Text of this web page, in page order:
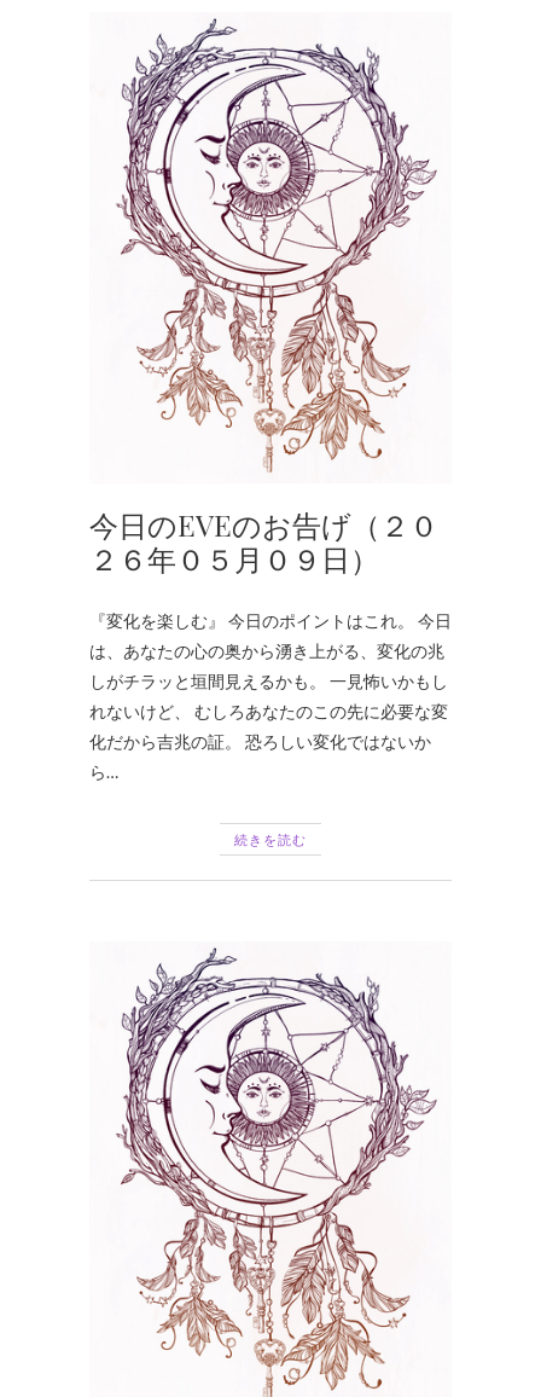
今日のEVEのお告げ（２０
２６年０５月０９日）
『変化を楽しむ』 今日のポイントはこれ。 今日
は、あなたの心の奥から湧き上がる、変化の兆
しがチラッと垣間見えるかも。 一見怖いかもし
れないけど、 むしろあなたのこの先に必要な変
化だから吉兆の証。 恐ろしい変化ではないか
ら…
続きを読む